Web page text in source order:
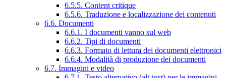
6.5.5. Content critique
6.5.6. Traduzione e localizzazione dei contenuti
6.6. Documenti
6.6.1. I documenti vanno sul web
6.6.2. Tipi di documenti
6.6.3. Formato di lettura dei documenti elettronici
6.6.4. Modalità di produzione dei documenti
6.7. Immagini e video